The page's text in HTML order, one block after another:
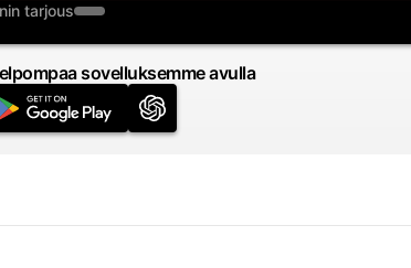
tarjous
sovelluksemme avulla